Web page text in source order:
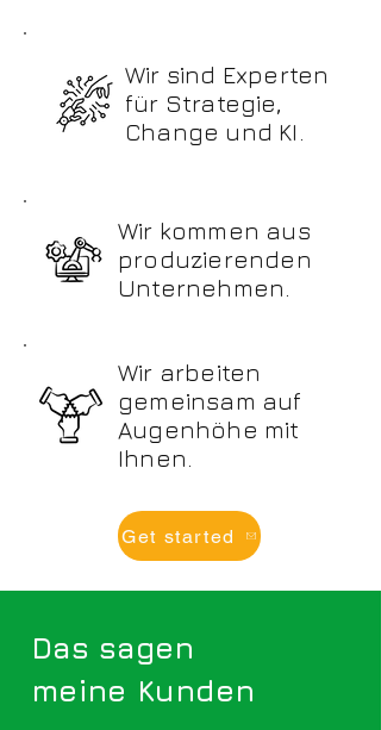
Wir sind Experten
für Strategie,
Change und KI.
Wir kommen aus
produzierenden
Unternehmen.
Wir arbeiten
gemeinsam auf
Augenhöhe mit
Ihnen.
Get started
Das sagen
meine Kunden